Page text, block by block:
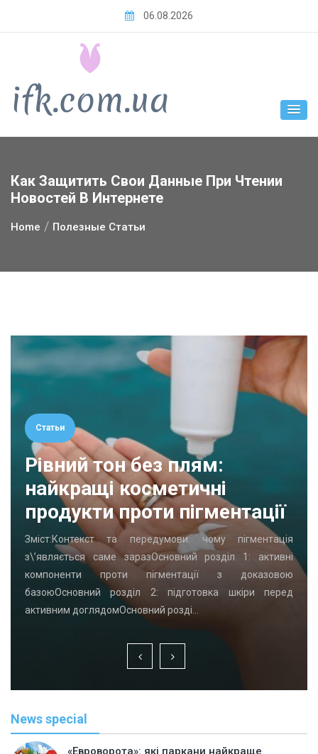
06.08.2026
Как Защитить Свои Данные При Чтении
Новостей В Интернете
Home Полезные Статьи
Статьи
Рівний тон без плям:
найкращі косметичні
продукти проти пігментації
Зміст:Контекст та передумови: чому пігментація
з\’являється саме заразОсновний розділ 1: активні
компоненти проти пігментації з доказовою
базоюОсновний розділ 2: підготовка шкіри перед
активним доглядомОсновний розді…
News special
«Евроворота»: які паркани найкраще